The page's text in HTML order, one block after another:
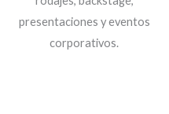
presentaciones y eventos
corporativos.